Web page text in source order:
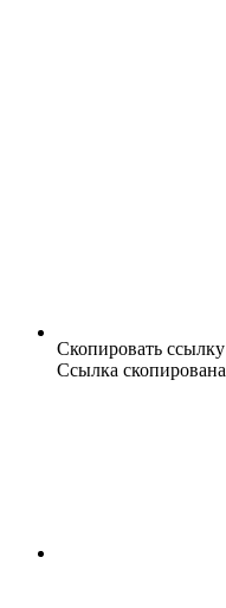
Скопировать ссылку
Ссылка скопирована